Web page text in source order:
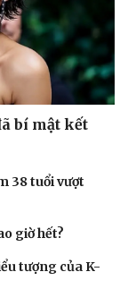
bí mật kết
38 tuổi vượt
giờ hết?
tượng của K-